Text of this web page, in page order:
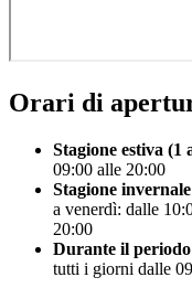
Orari di
Stagione estiva (1
09:00 alle 20:00
Stagione
a venerdì: dalle
20:00
Durante il
tutti i giorni dalle